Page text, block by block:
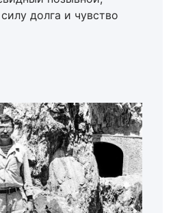
долга и чувство